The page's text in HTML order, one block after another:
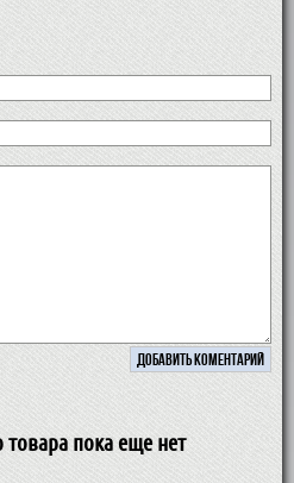
товара пока еще нет